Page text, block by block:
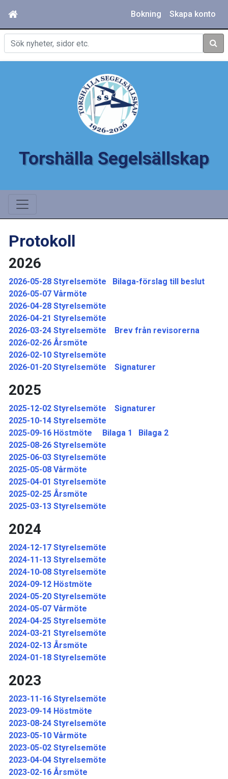
Bokning Skapa konto
Sök
Torshälla Segelsällskap
Protokoll
2026
2026-05-28 Styrelsemöte
Bilaga-förslag till beslut
2026-05-07 Vårmöte
2026-04-28 Styrelsemöte
2026-04-21 Styrelsemöte
2026-03-24 Styrelsemöte
Brev från revisorerna
2026-02-26 Årsmöte
2026-02-10 Styrelsemöte
2026-01-20 Styrelsemöte
Signaturer
2025
2025-12-02 Styrelsemöte
Signaturer
2025-10-14 Styrelsemöte
2025-09-16 Höstmöte
Bilaga 1
Bilaga 2
2025-08-26 Styrelsemöte
2025-06-03 Styrelsemöte
2025-05-08 Vårmöte
2025-04-01 Styrelsemöte
2025-02-25 Årsmöte
2025-03-13 Styrelsemöte
2024
2024-12-17 Styrelsemöte
2024-11-13 Styrelsemöte
2024-10-08 Styrelsemöte
2024-09-12 Höstmöte
2024-05-20 Styrelsemöte
2024-05-07 Vårmöte
2024-04-25 Styrelsemöte
2024-03-21 Styrelsemöte
2024-02-13 Årsmöte
2024-01-18 Styrelsemöte
2023
2023-11-16 Styrelsemöte
2023-09-14 Höstmöte
2023-08-24 Styrelsemöte
2023-05-10 Vårmöte
2023-05-02 Styrelsemöte
2023-04-04 Styrelsemöte
2023-02-16 Årsmöte